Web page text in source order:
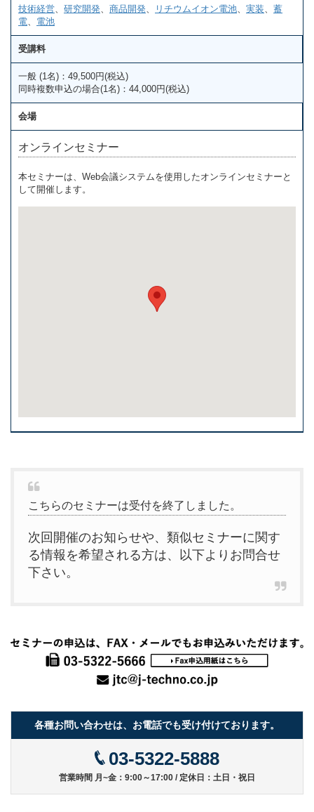
技術経営 研究開発 商品開発 リチウムイオン電池 実装
蓄
電
電池
受講料
一般 (1名)：49,500円(税込)
同時複数申込の場合(1名)：44,000円(税込)
会場
オンラインセミナー
本セミナーは、Web会議システムを使用したオンラインセミナーと
して開催します。
こちらのセミナーは受付を終了しました。
次回開催のお知らせや、類似セミナーに関す
る情報を希望される方は、以下よりお問合せ
下さい。
各種お問い合わせは、お電話でも受け付けております。
03-5322-5888
営業時間 月~金：9:00～17:00 / 定休日：土日・祝日